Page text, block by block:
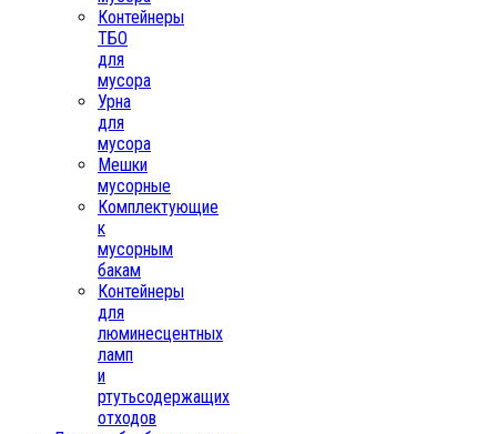
Контейнеры
ТБО
для
мусора
Урна
для
мусора
Мешки
мусорные
Комплектующие
к
мусорным
бакам
Контейнеры
для
люминесцентных
ламп
и
ртутьсодержащих
отходов